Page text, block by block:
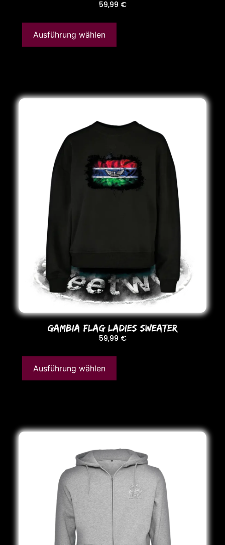
59,99 €
Ausführung wählen
GAMBIA FLAG LADIES SWEATER
59,99 €
Ausführung wählen